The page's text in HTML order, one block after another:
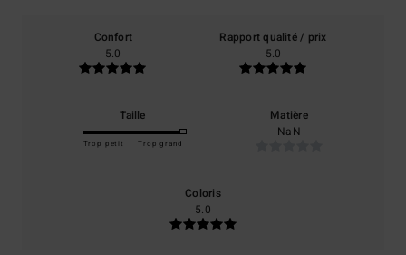
Confort
5.0
Rapport qualité / prix
5.0
Taille
Trop petit Trop grand
Matière
NaN
Coloris
5.0